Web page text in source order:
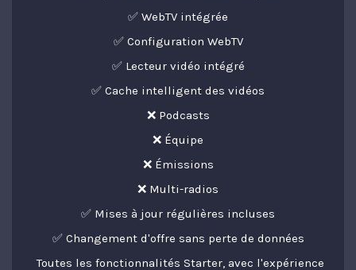
✅ WebTV intégrée
✅ Configuration WebTV
✅ Lecteur vidéo intégré
✅ Cache intelligent des vidéos
❌ Podcasts
❌ Équipe
❌ Émissions
❌ Multi-radios
✅ Mises à jour régulières incluses
✅ Changement d'offre sans perte de données
Toutes les fonctionnalités Starter, avec l'expérience